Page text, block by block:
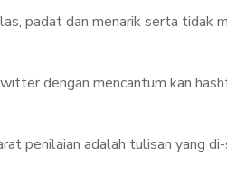
padat dan menarik serta tidak
dengan mencantum kan
penilaian adalah tulisan yang